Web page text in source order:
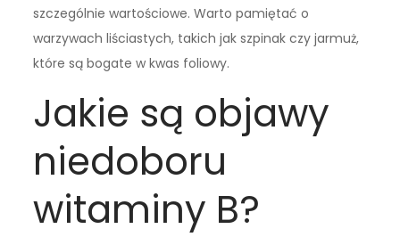
szczególnie wartościowe. Warto pamiętać o
warzywach liściastych, takich jak szpinak czy jarmuż,
które są bogate w kwas foliowy.
Jakie są objawy
niedoboru
witaminy B?